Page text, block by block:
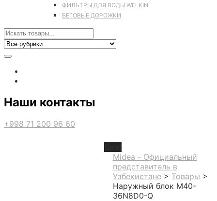
ФИЛЬТРЫ ДЛЯ ВОДЫ WELKIN
БЕГОВЫЕ ДОРОЖКИ
Наши контакты
+998 71 200 96 60
Midea - Официальный
представитель в
Узбекистане> Товары >
Наружный блок M40-
36N8D0-Q